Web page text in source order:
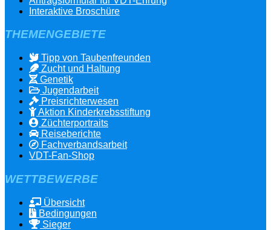
Interaktive Broschüre
THEMENGEBIETE
Tipp von Taubenfreunden
Zucht und Haltung
Genetik
Jugendarbeit
Preisrichterwesen
Aktion Kinderkrebsstiftung
Züchterportraits
Reiseberichte
Fachverbandsarbeit
VDT-Fan-Shop
WETTBEWERBE
Übersicht
Bedingungen
Sieger